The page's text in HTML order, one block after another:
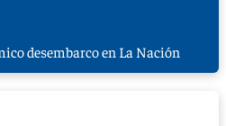
desembarco en La Nación